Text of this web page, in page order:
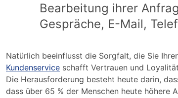
Bearbeitung ihrer
Gespräche, E-Mail,
Natürlich beeinflusst die Sorgfalt, die Sie
Kundenservice schafft Vertrauen und
Die Herausforderung besteht heute darin,
dass über 65 % der Menschen heute höhere